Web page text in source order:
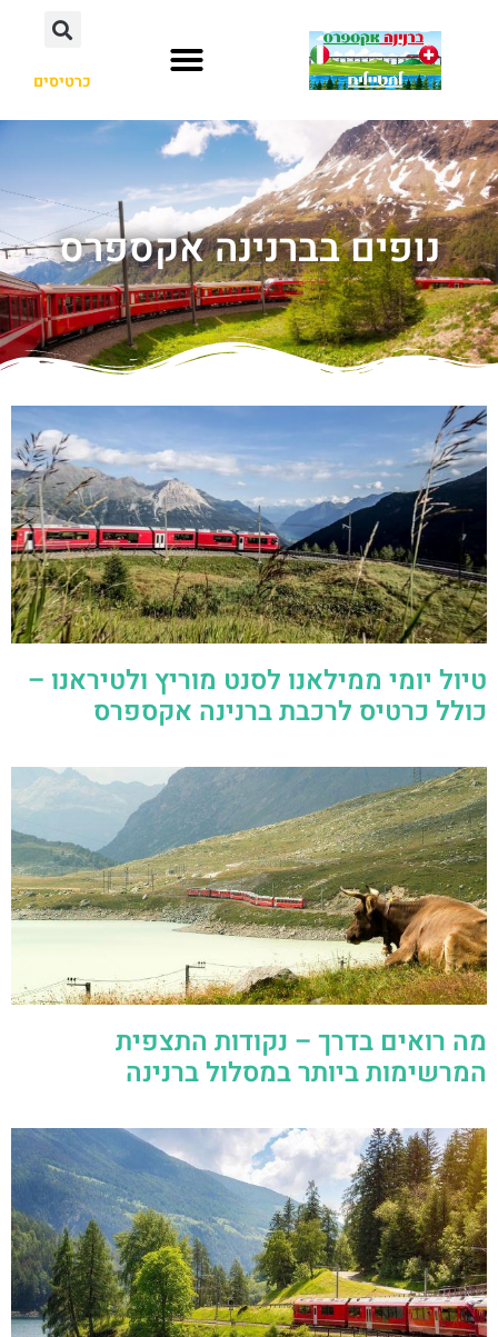
כרטיסים
נופים בברנינה אקספרס
טיול יומי ממילאנו לסנט מוריץ ולטיראנו –
כולל כרטיס לרכבת ברנינה אקספרס
מה רואים בדרך – נקודות התצפית
המרשימות ביותר במסלול ברנינה